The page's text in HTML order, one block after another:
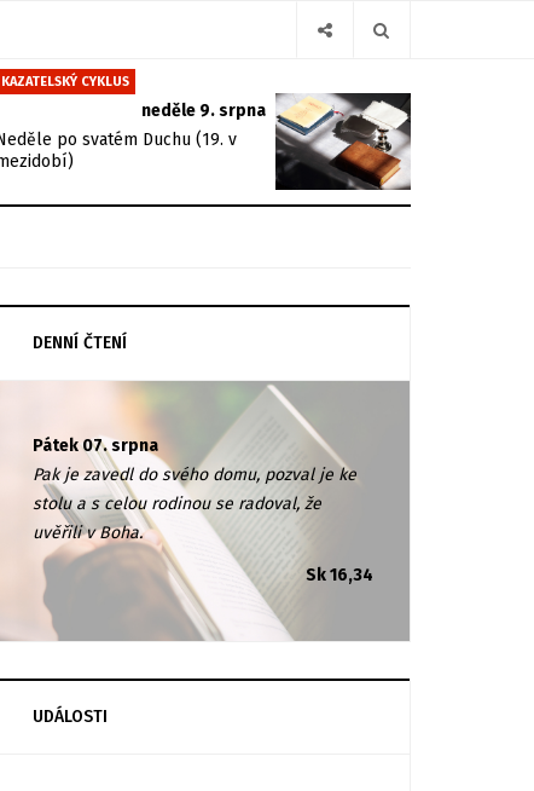
KAZATELSKÝ CYKLUS
neděle 9. srpna
po svatém Duchu (19. v
DENNÍ ČTENÍ
Pátek 07. srpna
Pak je zavedl do svého domu, pozval je ke
stolu a s celou rodinou se radoval, že
uvěřili v Boha.
Sk 16,34
UDÁLOSTI